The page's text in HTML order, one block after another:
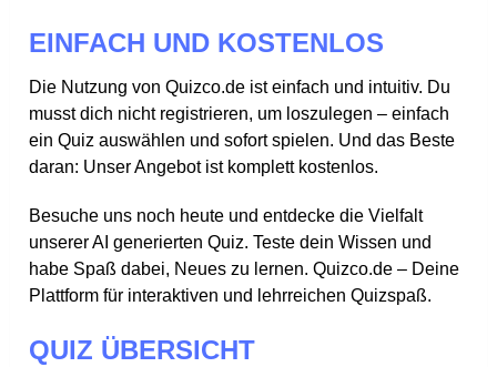
EINFACH UND KOSTENLOS
Die Nutzung von Quizco.de ist einfach und intuitiv. Du
musst dich nicht registrieren, um loszulegen – einfach
ein Quiz auswählen und sofort spielen. Und das Beste
daran: Unser Angebot ist komplett kostenlos.
Besuche uns noch heute und entdecke die Vielfalt
unserer AI generierten Quiz. Teste dein Wissen und
habe Spaß dabei, Neues zu lernen. Quizco.de – Deine
Plattform für interaktiven und lehrreichen Quizspaß.
QUIZ ÜBERSICHT